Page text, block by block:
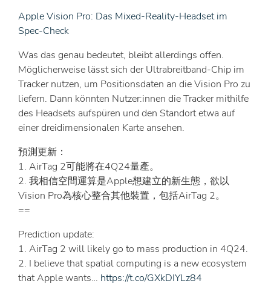
Apple Vision Pro: Das Mixed-Reality-Headset im
Spec-Check
Was das genau bedeutet, bleibt allerdings offen.
Möglicherweise lässt sich der Ultrabreitband-Chip im
Tracker nutzen, um Positionsdaten an die Vision Pro zu
liefern. Dann könnten Nutzer:innen die Tracker mithilfe
des Headsets aufspüren und den Standort etwa auf
einer dreidimensionalen Karte ansehen.
預測更新：
1. AirTag 2可能將在4Q24量產。
2. 我相信空間運算是Apple想建立的新生態，欲以
Vision Pro為核心整合其他裝置，包括AirTag 2。
==
Prediction update:
1. AirTag 2 will likely go to mass production in 4Q24.
2. I believe that spatial computing is a new ecosystem
that Apple wants… https://t.co/GXkDIYLz84